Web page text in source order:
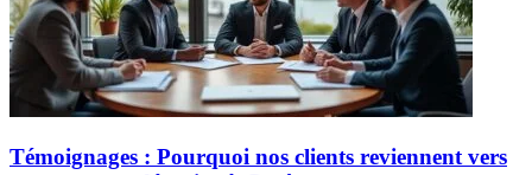
Témoignages : Pourquoi nos clients reviennent vers